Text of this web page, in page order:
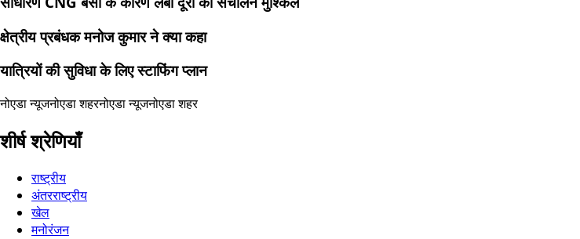
क्षेत्रीय प्रबंधक मनोज कुमार ने क्या कहा
यात्रियों की सुविधा के लिए स्टाफिंग प्लान
नोएडा न्यूजनोएडा शहरनोएडा न्यूजनोएडा शहर
शीर्ष श्रेणियाँ
राष्ट्रीय
अंतरराष्ट्रीय
खेल
मनोरंजन